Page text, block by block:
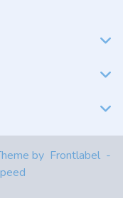
by Frontlabel -